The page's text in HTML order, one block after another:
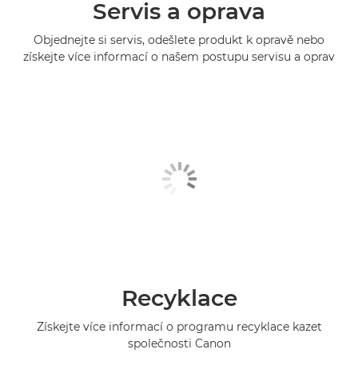
Servis a oprava
Objednejte si servis, odešlete produkt k opravě nebo
získejte více informací o našem postupu servisu a oprav
Recyklace
Získejte více informací o programu recyklace kazet
společnosti Canon